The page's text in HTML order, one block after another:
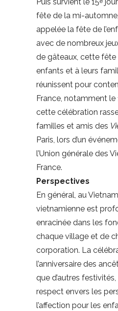
Puis survient le 15
fête de la mi-
appelée la fête de
avec de nombreux
de gâteaux, cette fête
enfants et à leurs
réunissent pour
France, notamment le
cette célébration
familles et amis des
Paris, lors d’un
l’Union générale des
France.
Perspectives
En général, au
vietnamienne est
enracinée dans les
chaque village et de
corporation. La
l’anniversaire des
que d’autres
respect envers les
l’affection pour les